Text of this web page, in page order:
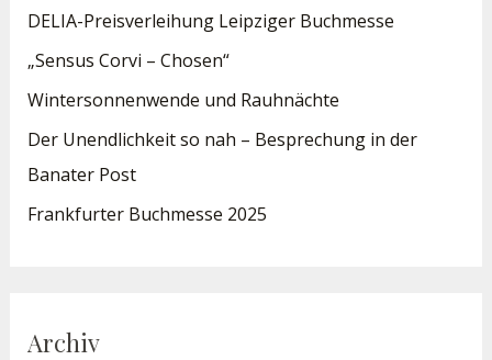
DELIA-Preisverleihung Leipziger Buchmesse
„Sensus Corvi – Chosen“
Wintersonnenwende und Rauhnächte
Der Unendlichkeit so nah – Besprechung in der
Banater Post
Frankfurter Buchmesse 2025
Archiv